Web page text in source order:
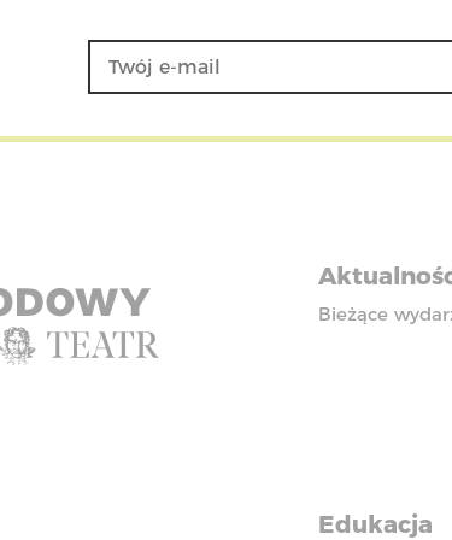
Bieżące
Edukacja